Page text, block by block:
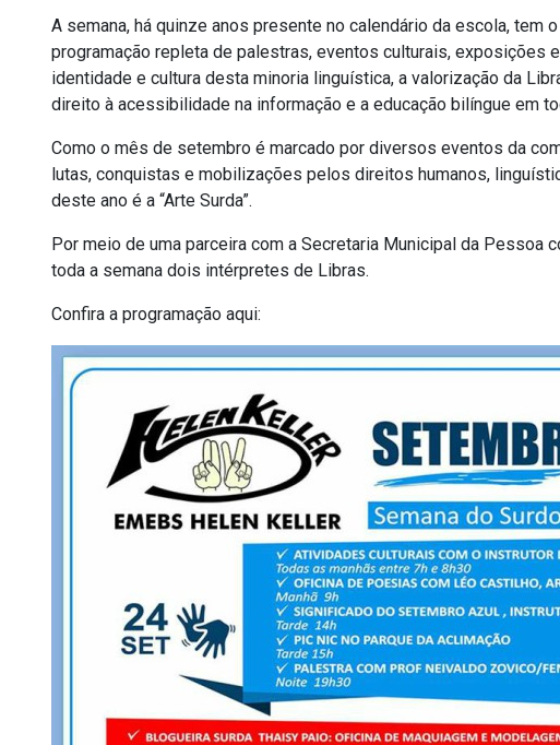
A semana, há quinze anos presente no calendário da escola, tem
programação repleta de palestras, eventos culturais, exposições
identidade e cultura desta minoria linguística, a valorização da
direito à acessibilidade na informação e a educação bilíngue em
Como o mês de setembro é marcado por diversos eventos da
lutas, conquistas e mobilizações pelos direitos humanos,
deste ano é a “Arte Surda”.
Por meio de uma parceira com a Secretaria Municipal da Pessoa
toda a semana dois intérpretes de Libras.
Confira a programação aqui: